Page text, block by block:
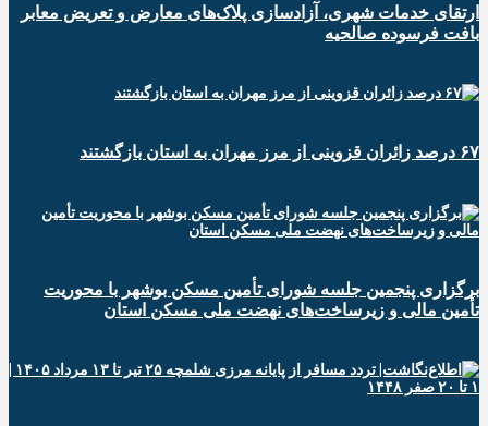
ارتقای خدمات شهری، آزادسازی پلاک‌های معارض و تعریض معابر
بافت فرسوده صالحیه
۶۷ درصد زائران قزوینی از مرز مهران به استان بازگشتند
برگزاری پنجمین جلسه شورای تأمین مسکن بوشهر با محوریت
تأمین مالی و زیرساخت‌های نهضت ملی مسکن استان